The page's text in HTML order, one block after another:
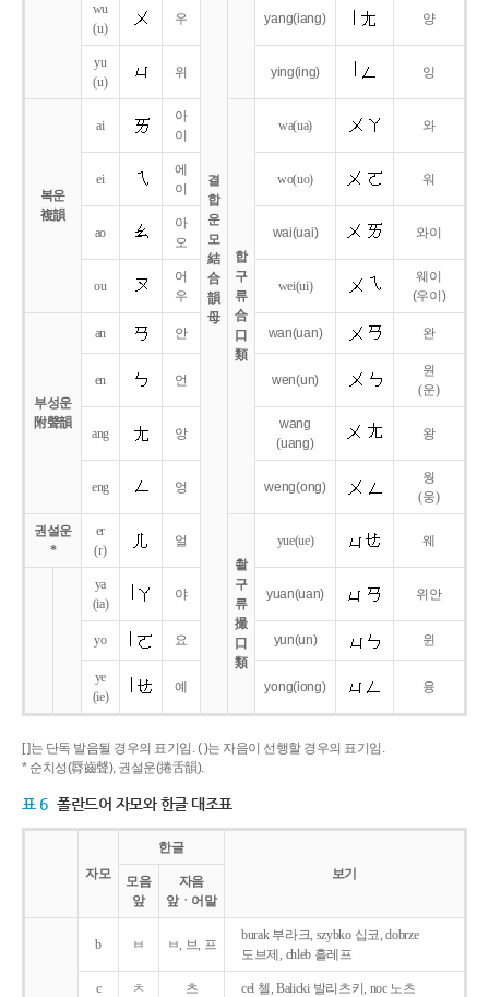
결
합
운
모
結
合
韻
母
wu
(u)
우 yang(iang) 양
yu
(u)
위 ying(ing) 잉
복운
複韻
ai
아
이
합
구
류
合
口
類
wa(ua) 와
ei
에
이
wo(uo) 워
ao
아
오
wai(uai) 와이
ou
어
우
wei(ui)
웨이
(우이)
부성운
附聲韻
an 안 wan(uan) 완
en 언 wen(un)
원
(운)
ang 앙
wang
(uang)
왕
eng 엉 weng(ong)
웡
(웅)
권설운
*
er
(r)
얼
촬
구
류
撮
口
類
yue(ue) 웨
ya
(ia)
야 yuan(uan) 위안
yo 요 yun(un) 윈
ye
(ie)
예 yong(iong) 융
[ ]는 단독 발음될 경우의 표기임. ( )는 자음이 선행할 경우의 표기임.
* 순치성(脣齒聲), 권설운(捲舌韻).
표 6 폴란드어 자모와 한글 대조표
자모
한글
보기
모음
앞
자음
앞ㆍ어말
b ㅂ ㅂ, 브, 프
burak 부라크, szybko 십코, dobrze
도브제, chleb 흘레프
c ㅊ 츠 cel 첼, Balicki 발리츠키, noc 노츠